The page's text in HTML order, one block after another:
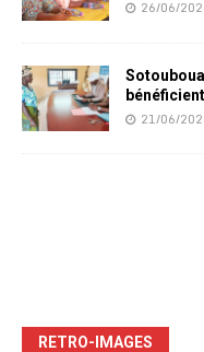
26/06/
21/06/
RETRO-IMAGES